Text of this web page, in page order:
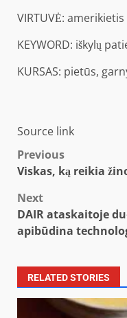
VIRTUVĖ: amerikietis
KEYWORD: iškylų
KURSAS: pietūs,
Source link
Post
Previous
Viskas, ką reikia
Next
DAIR ataskaitoje
apibūdina
RELATED STORIES